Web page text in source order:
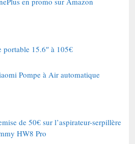
portable 15.6″ à 105€
Pompe à Air automatique
de 50€ sur l’aspirateur-serpillère
HW8 Pro